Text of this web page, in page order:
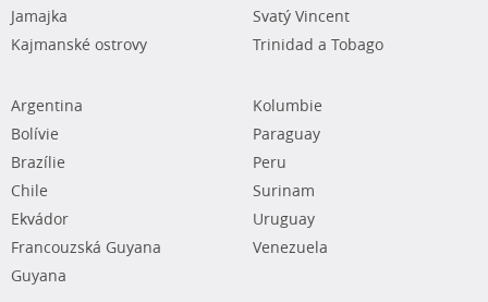
Jamajka
Kajmanské ostrovy
Svatý Vincent
Trinidad a Tobago
Argentina
Bolívie
Brazílie
Chile
Ekvádor
Francouzská Guyana
Guyana
Kolumbie
Paraguay
Peru
Surinam
Uruguay
Venezuela